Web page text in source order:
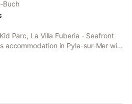
Buch
Parc, La Villa Fuberia - Seafront
accommodation in Pyla-sur-Mer with
facilities, as well as a shared